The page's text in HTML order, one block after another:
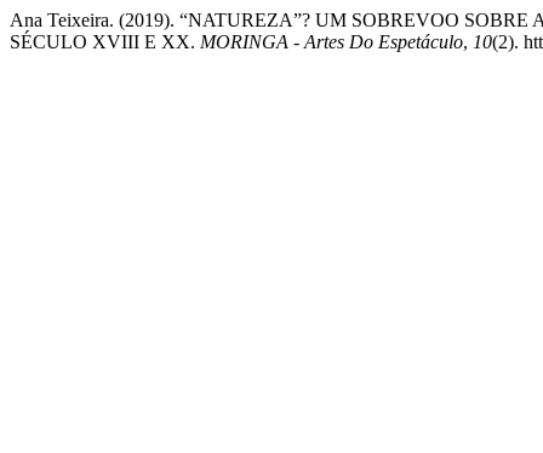
Ana Teixeira. (2019). “NATUREZA”? UM SOBREVOO
SÉCULO XVIII E XX. MORINGA - Artes Do Espetáculo, 10(2).